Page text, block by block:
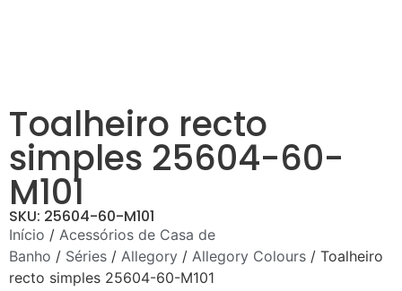
Toalheiro recto
simples 25604-60-
M101
SKU: 25604-60-M101
Início / Acessórios de Casa de
Banho / Séries / Allegory / Allegory Colours / Toalheiro
recto simples 25604-60-M101